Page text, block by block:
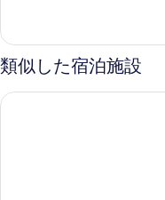
細
類似した宿泊施設
パーク イン バイ ラディ